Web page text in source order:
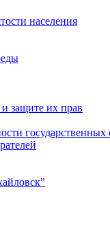
населения
защите их прав